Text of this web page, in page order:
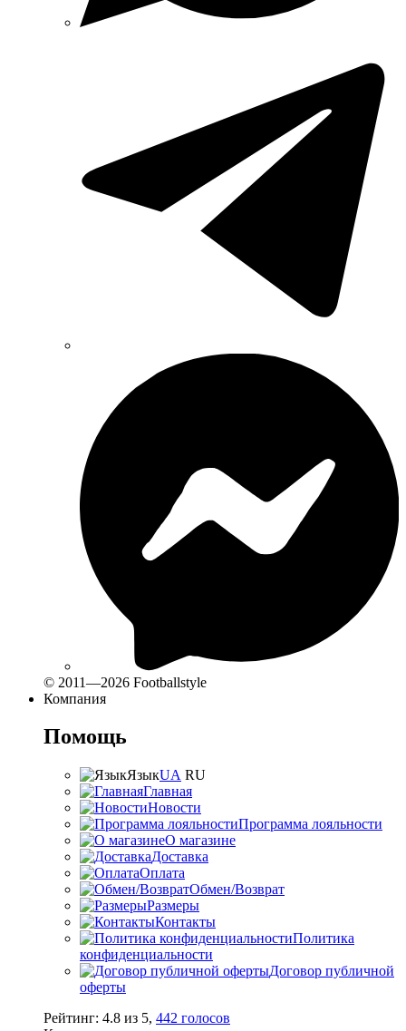
© 2011—2026 Footballstyle
Компания
Помощь
ЯзыкUA RU
Главная
Новости
Программа лояльности
О магазине
Доставка
Оплата
Обмен/Возврат
Размеры
Контакты
Политика
конфиденциальности
Договор публичной
оферты
Рейтинг: 4.8 из 5, 442 голосов